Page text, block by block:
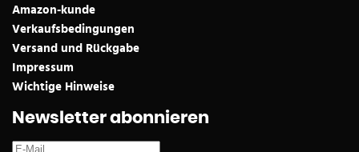
Amazon-kunde
Verkaufsbedingungen
Versand und Rückgabe
Impressum
Wichtige Hinweise
Newsletter abonnieren